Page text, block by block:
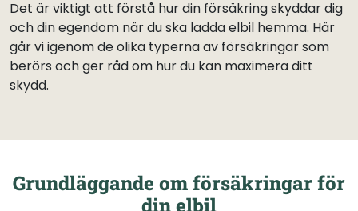
Det är viktigt att förstå hur din försäkring skyddar dig
och din egendom när du ska ladda elbil hemma. Här
går vi igenom de olika typerna av försäkringar som
berörs och ger råd om hur du kan maximera ditt
skydd.
Grundläggande om försäkringar för
din elbil